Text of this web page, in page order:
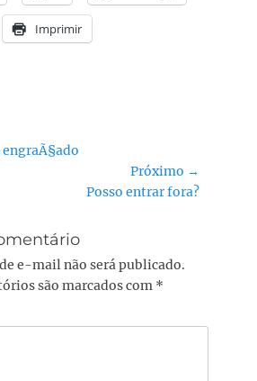
Imprimir
Próximo →
Posso entrar fora?
e-mail não será publicado.
são marcados com *